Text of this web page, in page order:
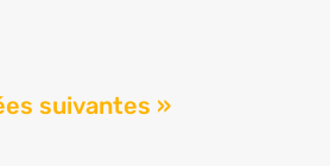
suivantes »